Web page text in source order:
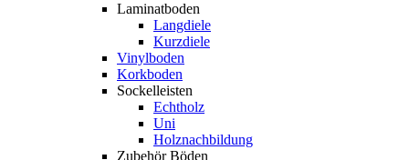
Laminatboden
Langdiele
Kurzdiele
Vinylboden
Korkboden
Sockelleisten
Echtholz
Uni
Holznachbildung
Zubehör Böden